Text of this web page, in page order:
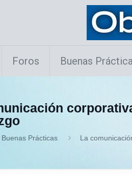
Foros Buenas
Buenas Prácticas La